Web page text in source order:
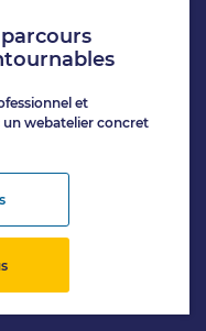
et
un webatelier concret